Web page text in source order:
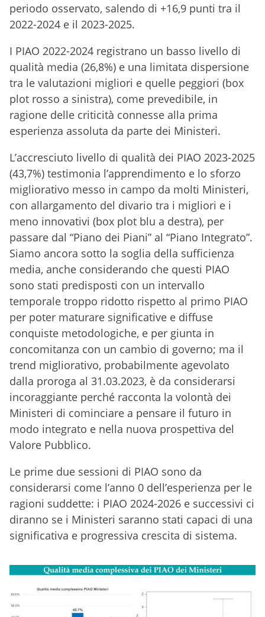
periodo osservato, salendo di +16,9 punti tra il
2022-2024 e il 2023-2025.
I PIAO 2022-2024 registrano un basso livello di
qualità media (26,8%) e una limitata dispersione
tra le valutazioni migliori e quelle peggiori (box
plot rosso a sinistra), come prevedibile, in
ragione delle criticità connesse alla prima
esperienza assoluta da parte dei Ministeri.
L’accresciuto livello di qualità dei PIAO 2023-2025
(43,7%) testimonia l’apprendimento e lo sforzo
migliorativo messo in campo da molti Ministeri,
con allargamento del divario tra i migliori e i
meno innovativi (box plot blu a destra), per
passare dal “Piano dei Piani” al “Piano Integrato”.
Siamo ancora sotto la soglia della sufficienza
media, anche considerando che questi PIAO
sono stati predisposti con un intervallo
temporale troppo ridotto rispetto al primo PIAO
per poter maturare significative e diffuse
conquiste metodologiche, e per giunta in
concomitanza con un cambio di governo; ma il
trend migliorativo, probabilmente agevolato
dalla proroga al 31.03.2023, è da considerarsi
incoraggiante perché racconta la volontà dei
Ministeri di cominciare a pensare il futuro in
modo integrato e nella nuova prospettiva del
Valore Pubblico.
Le prime due sessioni di PIAO sono da
considerarsi come l’anno 0 dell’esperienza per le
ragioni suddette: i PIAO 2024-2026 e successivi ci
diranno se i Ministeri saranno stati capaci di una
significativa e progressiva crescita di sistema.